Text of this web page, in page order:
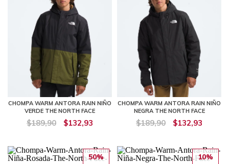
CHOMPA WARM ANTORA RAIN NIÑO
VERDE THE NORTH FACE
$189,90 $132,93
CHOMPA WARM ANTORA RAIN NIÑO
NEGRA THE NORTH FACE
$189,90 $132,93
50% 10%